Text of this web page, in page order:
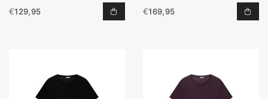
€129,95 TRUI 66.200N DARK ESPRESSO
€169,95